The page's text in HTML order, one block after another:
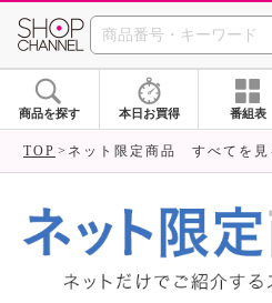
SHOP
商品を探す 本日お買得 番組表
TOP ネット限定商品 すべてを見